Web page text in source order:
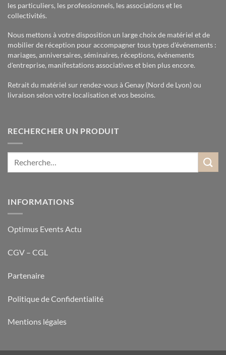
les particuliers, les professionnels, les associations et les
collectivités.
Nous mettons à votre disposition un large choix de matériel et de
mobilier de réception pour accompagner tous types d'événements :
mariages, anniversaires, séminaires, réceptions, événements
d'entreprise, manifestations associatives et bien plus encore.
Retrait du matériel sur rendez-vous à Genay (Nord de Lyon) ou
livraison selon votre localisation et vos besoins.
RECHERCHER UN PRODUIT
INFORMATIONS
Optimus Events Actu
CGV – CGL
Partenaire
Politique de Confidentialité
Mentions légales